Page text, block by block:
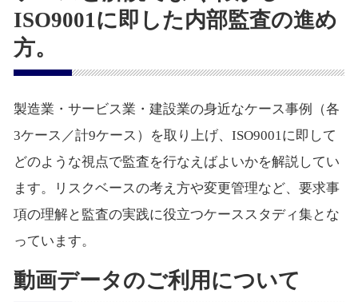
ISO9001に即した内部監査の進め
方。
製造業・サービス業・建設業の身近なケース事例（各
3ケース／計9ケース）を取り上げ、ISO9001に即して
どのような視点で監査を行なえばよいかを解説してい
ます。リスクベースの考え方や変更管理など、要求事
項の理解と監査の実践に役立つケーススタディ集とな
っています。
動画データのご利用について